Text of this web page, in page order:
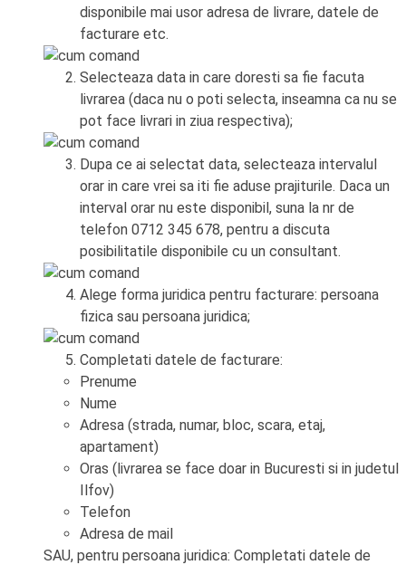
disponibile mai usor adresa de livrare, datele de
facturare etc.
Selecteaza data in care doresti sa fie facuta
livrarea (daca nu o poti selecta, inseamna ca nu se
pot face livrari in ziua respectiva);
Dupa ce ai selectat data, selecteaza intervalul
orar in care vrei sa iti fie aduse prajiturile. Daca un
interval orar nu este disponibil, suna la nr de
telefon 0712 345 678, pentru a discuta
posibilitatile disponibile cu un consultant.
Alege forma juridica pentru facturare: persoana
fizica sau persoana juridica;
Completati datele de facturare:
Prenume
Nume
Adresa (strada, numar, bloc, scara, etaj,
apartament)
Oras (livrarea se face doar in Bucuresti si in judetul
Ilfov)
Telefon
Adresa de mail
SAU, pentru persoana juridica: Completati datele de